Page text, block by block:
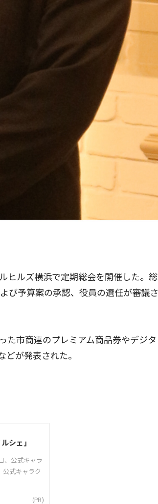
ヒルズ横浜で定期総会を開催した。総
び予算案の承認、役員の選任が審議さ
市商連のプレミアム商品券やデジタ
が発表された。
シェ｣
、公式キャラ
公式キャラク
(PR)